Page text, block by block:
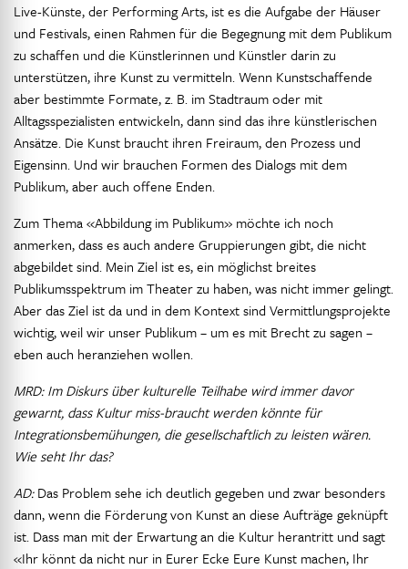
Live-Künste, der Performing Arts, ist es die Aufgabe der Häuser
und Festivals, einen Rahmen für die Begegnung mit dem Publikum
zu schaffen und die Künstlerinnen und Künstler darin zu
unterstützen, ihre Kunst zu vermitteln. Wenn Kunstschaffende
aber bestimmte Formate, z. B. im Stadtraum oder mit
Alltagsspezialisten entwickeln, dann sind das ihre künstlerischen
Ansätze. Die Kunst braucht ihren Freiraum, den Prozess und
Eigensinn. Und wir brauchen Formen des Dialogs mit dem
Publikum, aber auch offene Enden.
Zum Thema «Abbildung im Publikum» möchte ich noch
anmerken, dass es auch andere Gruppierungen gibt, die nicht
abgebildet sind. Mein Ziel ist es, ein möglichst breites
Publikumsspektrum im Theater zu haben, was nicht immer gelingt.
Aber das Ziel ist da und in dem Kontext sind Vermittlungsprojekte
wichtig, weil wir unser Publikum – um es mit Brecht zu sagen –
eben auch heranziehen wollen.
MRD: Im Diskurs über kulturelle Teilhabe wird immer davor
gewarnt, dass Kultur miss-braucht werden könnte für
Integrationsbemühungen, die gesellschaftlich zu leisten wären.
Wie seht Ihr das?
AD:Das Problem sehe ich deutlich gegeben und zwar besonders
dann, wenn die Förderung von Kunst an diese Aufträge geknüpft
ist. Dass man mit der Erwartung an die Kultur herantritt und sagt
«Ihr könnt da nicht nur in Eurer Ecke Eure Kunst machen, Ihr